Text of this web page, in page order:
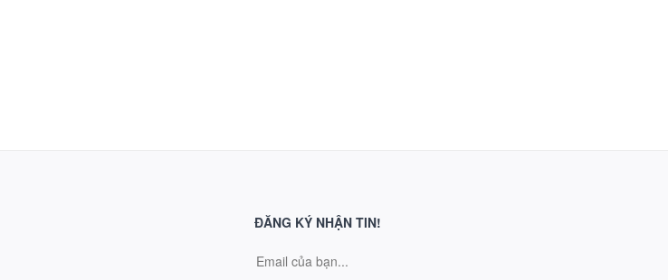
ĐĂNG KÝ NHẬN TIN!